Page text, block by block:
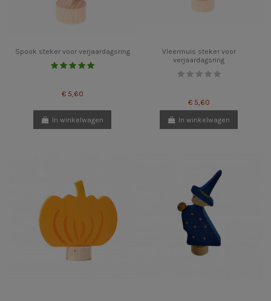
Spook steker voor verjaardagsring
€ 5,60
In winkelwagen
Vleermuis steker voor
verjaardagsring
€ 5,60
In winkelwagen